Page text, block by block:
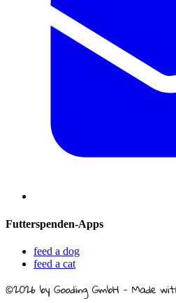
Futterspenden-Apps
feed a dog
feed a cat